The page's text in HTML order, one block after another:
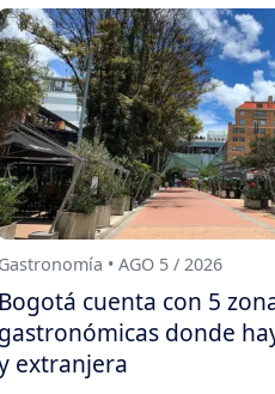
Gastronomía • AGO 5 / 2026
Bogotá cuenta con 5
gastronómicas donde
extranjera